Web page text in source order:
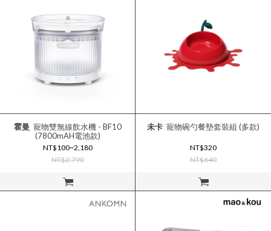
立即購買
霍曼
(7800mAH電池款)
NT$100~2,180
NT$2,790
立即購買
未卡 寵物碗勺餐墊套裝組 (多款)
NT$320
NT$640